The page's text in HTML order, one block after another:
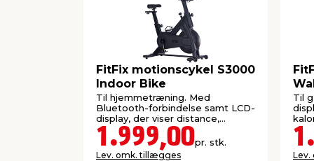
FitFix motionscykel S3000
Indoor Bike
Til hjemmetræning. Med
Bluetooth-forbindelse samt LCD-
display, der viser distance,
kalorier, puls m.m.
1.999,00pr. stk.
Lev. omk. tillægges
Til